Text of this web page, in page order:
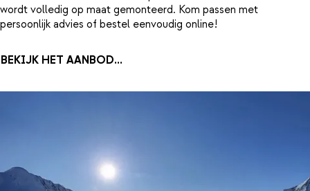
wordt volledig op maat gemonteerd. Kom passen met
persoonlijk advies of bestel eenvoudig online!
BEKIJK HET AANBOD...